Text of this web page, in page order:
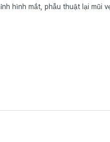
hình mắt, phẫu thuật lại mũi